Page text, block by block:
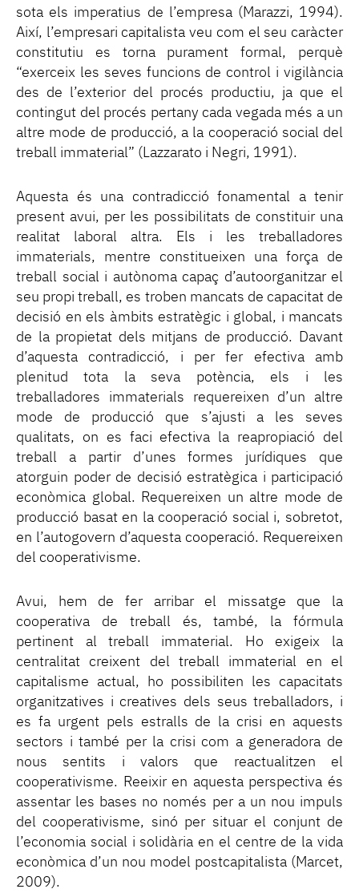
sota els imperatius de l’empresa (Marazzi, 1994).
Així, l’empresari capitalista veu com el seu caràcter
constitutiu es torna purament formal, perquè
“exerceix les seves funcions de control i vigilància
des de l’exterior del procés productiu, ja que el
contingut del procés pertany cada vegada més a un
altre mode de producció, a la cooperació social del
treball immaterial” (Lazzarato i Negri, 1991).
Aquesta és una contradicció fonamental a tenir
present avui, per les possibilitats de constituir una
realitat laboral altra. Els i les treballadores
immaterials, mentre constitueixen una força de
treball social i autònoma capaç d’autoorganitzar el
seu propi treball, es troben mancats de capacitat de
decisió en els àmbits estratègic i global, i mancats
de la propietat dels mitjans de producció. Davant
d’aquesta contradicció, i per fer efectiva amb
plenitud tota la seva potència, els i les
treballadores immaterials requereixen d’un altre
mode de producció que s’ajusti a les seves
qualitats, on es faci efectiva la reapropiació del
treball a partir d’unes formes jurídiques que
atorguin poder de decisió estratègica i participació
econòmica global. Requereixen un altre mode de
producció basat en la cooperació social i, sobretot,
en l’autogovern d’aquesta cooperació. Requereixen
del cooperativisme.
Avui, hem de fer arribar el missatge que la
cooperativa de treball és, també, la fórmula
pertinent al treball immaterial. Ho exigeix la
centralitat creixent del treball immaterial en el
capitalisme actual, ho possibiliten les capacitats
organitzatives i creatives dels seus treballadors, i
es fa urgent pels estralls de la crisi en aquests
sectors i també per la crisi com a generadora de
nous sentits i valors que reactualitzen el
cooperativisme. Reeixir en aquesta perspectiva és
assentar les bases no només per a un nou impuls
del cooperativisme, sinó per situar el conjunt de
l’economia social i solidària en el centre de la vida
econòmica d’un nou model postcapitalista (Marcet,
2009).